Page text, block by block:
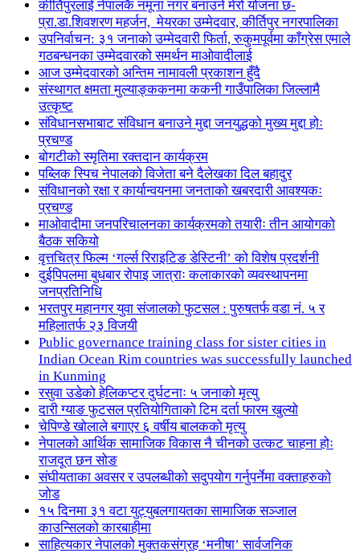
कीर्तिपुरलाई नेपालकै नमूना नगर बनाउने मेरो योजना छ-
प्रा.डा.शिवशरण महर्जन, मेयरका उम्मेदवार, कीर्तिपुर नगरपालिका
उपनिर्वाचन: ३१ जनाको उम्मेदवारी फिर्ता, रुकुमपूर्वमा काँग्रेस एमाले
गठबन्धनका उम्मेदवारको समर्थन माओवादीलाई
आज उम्मेदवारको अन्तिम नामावली प्रकाशन हुँदै
संस्थागत क्षमता मुल्याङ्ककनमा ककनी गाउँपालिका जिल्लामै
उत्कृष्ट
संविधानसभाबाट संविधान बनाउने मुद्दा जनयुद्धको मुख्य मुद्दा होः
प्रचण्ड
बोगटीको स्मृतिमा रक्तदान कार्यक्रम
पब्लिक स्पिच नेपालको विजेता बने दैलेखका दिल बहादुर
संविधानको रक्षा र कार्यान्वयनमा जनताको खबरदारी आवश्यकः
प्रचण्ड
माओवादीमा जनपरिचालनका कार्यक्रमको तयारीः तीन आयोगको
बैठक सकियो
वृत्तचित्र फिल्म ‘गर्ल्स रिराइटिङ डेस्टिनी’ को विशेष प्रदर्शनी
दुईपिपलमा बुधबार रोपाइ जात्राः कलाकारको व्यवस्थापनमा
जनप्रतिनिधि
भरतपुर महानगर युवा संजालको फुटसल : पुरुषतर्फ वडा नं. ५ र
महिलातर्फ २३ विजयी
Public governance training class for sister cities in
Indian Ocean Rim countries was successfully launched
in Kunming
रसुवा उडेको हेलिकप्टर दुर्घटनाः ५ जनाको मृत्यु
दारी ग्याङ फुटसल प्रतियोगिताको टिम दर्ता फारम खुल्यो
चेपिण्डे खोलाले बगाएर ६ वर्षीय बालकको मृत्यु
नेपालको आर्थिक सामाजिक विकास नै चीनको उत्कट चाहना होः
राजदूत छन सोङ
संघीयताका अवसर र उपलब्धीको सदुपयोग गर्नुपर्नेमा वक्ताहरुको
जोड
१५ दिनमा ३१ वटा युट्युबलगायतका सामाजिक सञ्जाल
काउन्सिलको कारबाहीमा
साहित्यकार नेपालको मुक्तकसंग्रह ‘मनीषा’ सार्वजनिक